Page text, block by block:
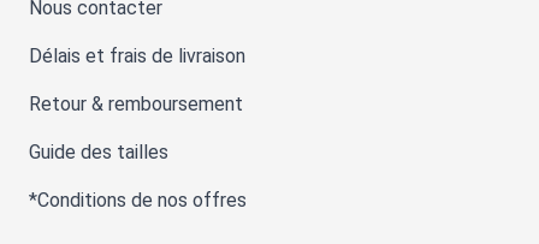
Nous contacter
Délais et frais de livraison
Retour & remboursement
Guide des tailles
*Conditions de nos offres